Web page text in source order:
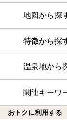
地図から探
特徴から探
温泉地から
関連キーワ
おトクに利用する